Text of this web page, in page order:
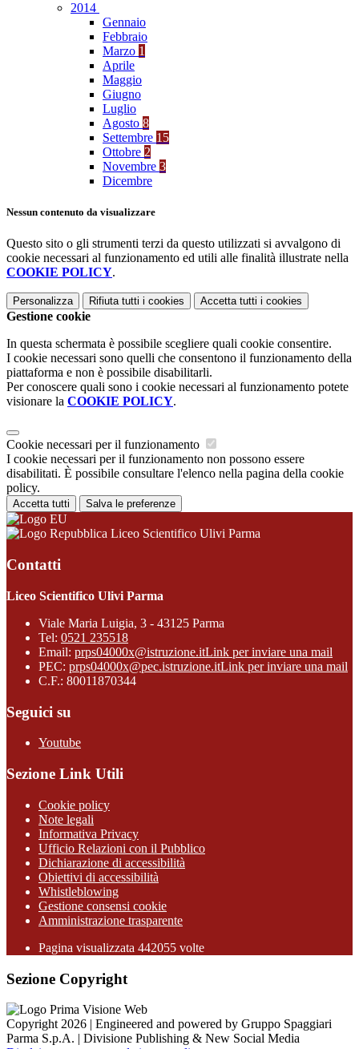
2014
Gennaio
Febbraio
Marzo 1
Aprile
Maggio
Giugno
Luglio
Agosto 8
Settembre 15
Ottobre 2
Novembre 3
Dicembre
Nessun contenuto da visualizzare
Questo sito o gli strumenti terzi da questo utilizzati si avvalgono di
cookie necessari al funzionamento ed utili alle finalità illustrate nella
COOKIE POLICY.
Personalizza Rifiuta tutti i cookies Accetta tutti i cookies
Gestione cookie
In questa schermata è possibile scegliere quali cookie consentire.
I cookie necessari sono quelli che consentono il funzionamento della
piattaforma e non è possibile disabilitarli.
Per conoscere quali sono i cookie necessari al funzionamento potete
visionare la COOKIE POLICY.
Cookie necessari per il funzionamento
I cookie necessari per il funzionamento non possono essere
disabilitati. È possibile consultare l'elenco nella pagina della cookie
policy.
Accetta tutti Salva le preferenze
Liceo Scientifico Ulivi Parma
Contatti
Liceo Scientifico Ulivi Parma
Viale Maria Luigia, 3 - 43125 Parma
Tel: 0521 235518
Email: prps04000x@istruzione.itLink per inviare una mail
PEC: prps04000x@pec.istruzione.itLink per inviare una mail
C.F.: 80011870344
Seguici su
Youtube
Sezione Link Utili
Cookie policy
Note legali
Informativa Privacy
Ufficio Relazioni con il Pubblico
Dichiarazione di accessibilità
Obiettivi di accessibilità
Whistleblowing
Gestione consensi cookie
Amministrazione trasparente
Pagina visualizzata 442055 volte
Sezione Copyright
Copyright 2026 | Engineered and powered by Gruppo Spaggiari
Parma S.p.A. | Divisione Publishing & New Social Media